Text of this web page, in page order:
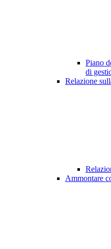
Piano
di
Relazione
Ammontare